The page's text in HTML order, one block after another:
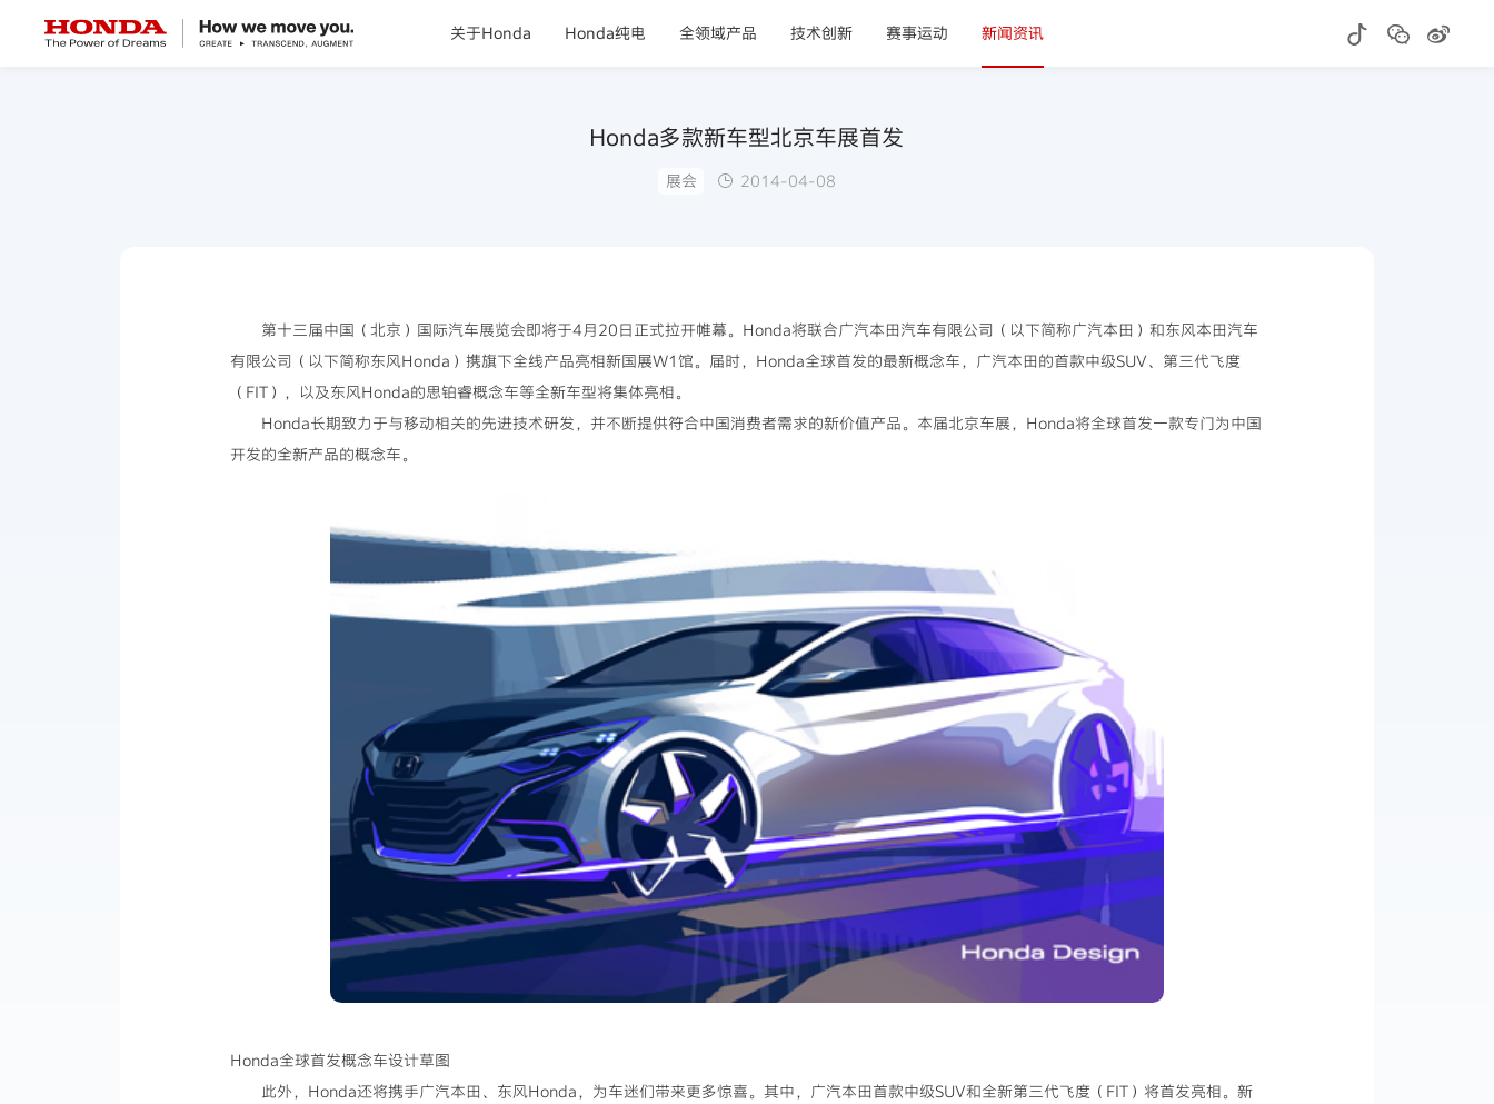
关于Honda Honda纯电 全领域产品 技术创新 赛事运动 新闻资讯
Honda多款新车型北京车展首发
展会 2014-04-08
第十三届中国（北京）国际汽车展览会即将于4月20日正式拉开帷幕。Honda将联合广汽本田汽车有限公司（以下简称广汽本田）和东风本田汽车
有限公司（以下简称东风Honda）携旗下全线产品亮相新国展W1馆。届时，Honda全球首发的最新概念车，广汽本田的首款中级SUV、第三代飞度
（FIT），以及东风Honda的思铂睿概念车等全新车型将集体亮相。
Honda长期致力于与移动相关的先进技术研发，并不断提供符合中国消费者需求的新价值产品。本届北京车展，Honda将全球首发一款专门为中国
开发的全新产品的概念车。
Honda全球首发概念车设计草图
此外，Honda还将携手广汽本田、东风Honda，为车迷们带来更多惊喜。其中，广汽本田首款中级SUV和全新第三代飞度（FIT）将首发亮相。新